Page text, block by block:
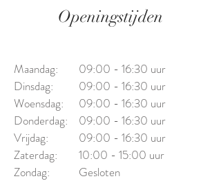
Openingstijden
Maandag:
Dinsdag:
Woensdag:
Donderdag:
Vrijdag:
Zaterdag:
Zondag:
09:00 - 16:30 uur
09:00 - 16:30 uur
09:00 - 16:30 uur
09:00 - 16:30 uur
09:00 - 16:30 uur
10:00 - 15:00 uur
Gesloten